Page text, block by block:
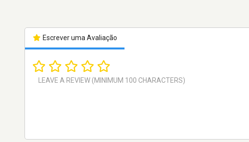
Escrever uma Avaliação